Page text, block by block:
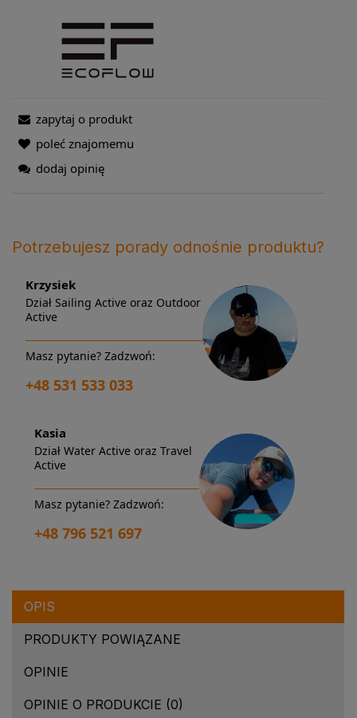
zapytaj o produkt
poleć znajomemu
dodaj opinię
Potrzebujesz porady odnośnie produktu?
Krzysiek
Dział Sailing Active oraz Outdoor
Active
Masz pytanie? Zadzwoń:
+48 531 533 033
Kasia
Dział Water Active oraz Travel
Active
Masz pytanie? Zadzwoń:
+48 796 521 697
OPIS
PRODUKTY POWIĄZANE
OPINIE
OPINIE O PRODUKCIE (0)